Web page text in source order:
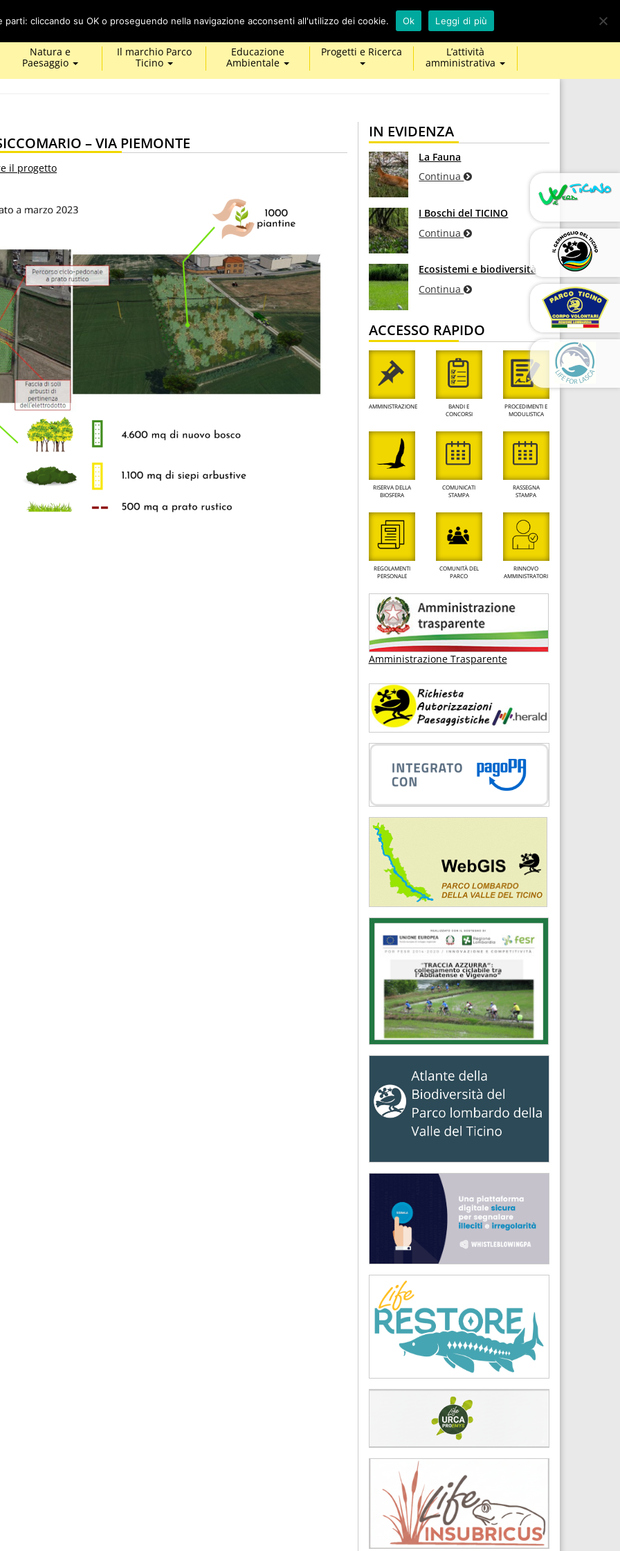
Cerca
map-
marker
calendar
Natura e
Paesaggio
Il marchio Parco
Ticino
Educazione
Ambientale
Progetti e Ricerca
L’attività
amministrativa
– VIA PIEMONTE
il progetto
IN EVIDENZA
La Fauna
Continua
I Boschi del TICINO
Continua
Ecosistemi e biodiversità
Continua
ACCESSO RAPIDO
AMMINISTRAZIONE
BANDI E
CONCORSI
PROCEDIMENTI E
MODULISTICA
RISERVA DELLA
BIOSFERA
COMUNICATI
STAMPA
RASSEGNA
STAMPA
REGOLAMENTI
PERSONALE
COMUNITÀ DEL
PARCO
RINNOVO
AMMINISTRATORI
Amministrazione Trasparente
cliccando su OK o proseguendo nella navigazione acconsenti all'utilizzo dei cookie. Ok Leggi di più